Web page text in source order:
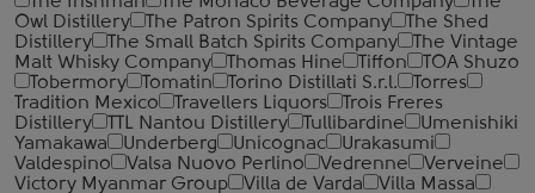
Owl Distillery
The Patron Spirits Company
The Shed
Distillery
The Small Batch Spirits Company
The Vintage
Malt Whisky Company
Thomas Hine Tiffon
TOA Shuzo
Tobermory
Tomatin Torino Distillati S.r.l.
Torres
Tradition Mexico
Travellers Liquors
Trois Freres
Distillery
TTL Nantou Distillery Tullibardine
Umenishiki
Yamakawa
Underberg Unicognac
Urakasumi
Valdespino
Valsa Nuovo Perlino Vedrenne
Verveine
Victory Myanmar Group
Villa de Varda
Villa Massa